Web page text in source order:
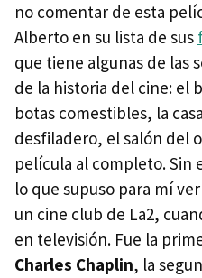
no comentar de esta
Alberto en su lista de sus
que tiene algunas de las
de la historia del cine: el
botas comestibles, la
desfiladero, el salón del
película al completo. Sin
lo que supuso para mí
un cine club de La2,
en televisión. Fue la
Charles Chaplin, la